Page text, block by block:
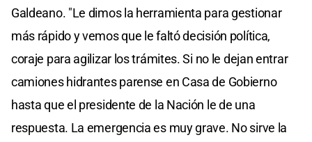
Galdeano. "Le dimos la herramienta para gestionar
más rápido y vemos que le faltó decisión política,
coraje para agilizar los trámites. Si no le dejan entrar
camiones hidrantes parense en Casa de Gobierno
hasta que el presidente de la Nación le de una
respuesta. La emergencia es muy grave. No sirve la